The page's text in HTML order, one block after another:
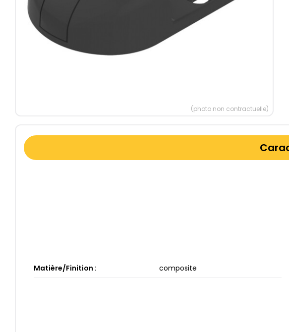
(photo non contractuelle)
Matière/Finition : composite